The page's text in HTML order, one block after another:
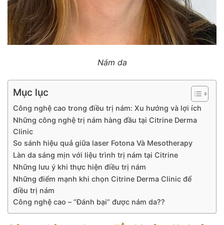
Nám da
Mục lục
Công nghệ cao trong điều trị nám: Xu hướng và lợi ích
Những công nghệ trị nám hàng đầu tại Citrine Derma
Clinic
So sánh hiệu quả giữa laser Fotona Và Mesotherapy
Làn da sáng mịn với liệu trình trị nám tại Citrine
Những lưu ý khi thực hiện điều trị nám
Những điểm mạnh khi chọn Citrine Derma Clinic để
điều trị nám
Công nghệ cao – “Đánh bại” được nám da??